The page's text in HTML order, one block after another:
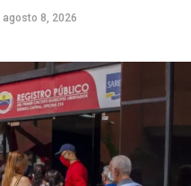
agosto 8, 2026